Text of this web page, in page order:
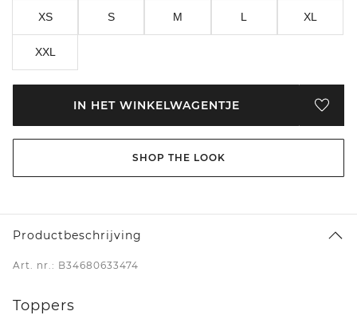
XS S M L XL
XXL
IN HET WINKELWAGENTJE
SHOP THE LOOK
Productbeschrijving
Art. nr.: B34680633474
Toppers